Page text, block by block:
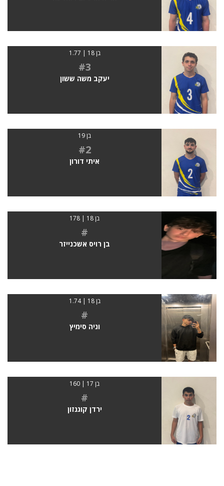
בן 18 | 1.77
#3
יעקב משה ששון
בן 19
#2
איתי דורון
בן 18 | 178
#
בן רויס אשכנייזר
בן 18 | 1.74
#
וניה סימיץ
בן 17 | 160
#
ירדן קוגנזון